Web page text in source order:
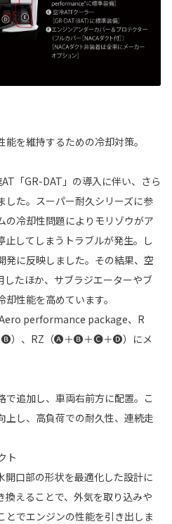
を維持するための冷却対策。
「GR-DAT」の導入に伴い、さら
した。スーパー耐久シリーズに参
の冷却性問題によりモリゾウがア
止してしまうトラブルが発生。し
発に反映しました。その結果、空
たほか、サブラジエーターやブ
性能を高めています。
performance package、R
）、RZ（🅐＋🅑＋🅒＋🅓）にメ
で追加し、車両右前方に配置。こ
上し、高負荷での耐久性、連続走
ト
開口部の形状を最適化した設計に
換えることで、外気を取り込みや
とでエンジンの性能を引き出しま